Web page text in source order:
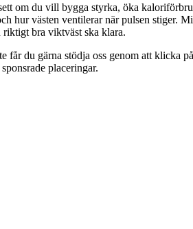
om du vill bygga styrka, öka
västen ventilerar när pulsen stiger.
bra viktväst ska klara.
du gärna stödja oss genom att klicka
placeringar.